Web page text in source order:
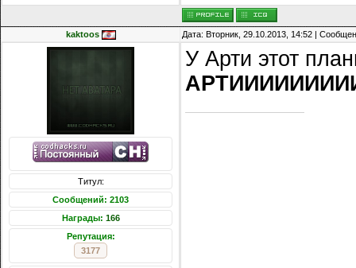
kaktoos Дата: Вторник, 29.10.2013, 14:52 |
Титул:
Сообщений: 2103
Награды: 166
Репутация:
3177
У Арти этот